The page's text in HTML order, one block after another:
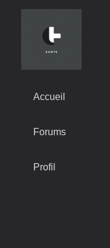
Accueil
Forums
Profil